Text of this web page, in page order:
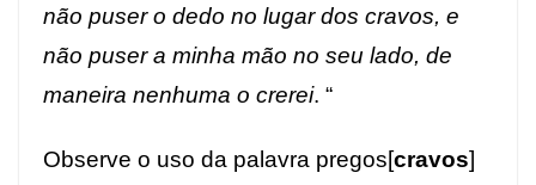
não puser o dedo no lugar dos cravos, e
não puser a minha mão no seu lado, de
maneira nenhuma o crerei. “
Observe o uso da palavra pregos[cravos]